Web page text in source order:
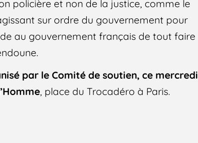
policière et non de la justice, comme le
sur ordre du gouvernement pour
au gouvernement français de tout faire
par le Comité de soutien, ce mercredi
, place du Trocadéro à Paris.